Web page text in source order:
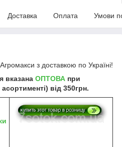
Доставка Оплата Умови
з доставкою по Україні!
вказана ОПТОВА при
від 350грн.